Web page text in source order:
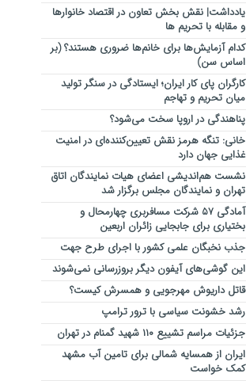
یادداشت| نقش بخش تعاون در اقتصاد خانوارها
و مقابله با تحریم ها
کدام آزمایش‌ها برای خانم‌ها ضروری هستند؟ (بر
اساس سن)
کارگران پای کار ایران؛ ایستادگی در سنگر تولید
میان تحریم و تهاجم
پناهندگی در اروپا سخت می‌شود؟
خانی: تنگه هرمز نقش تعیین‌کننده‌ای در امنیت
غذایی جهان دارد
نشست هم‌اندیشی اعضای هیات نمایندگان اتاق
تهران و نمایندگان مجلس برگزار شد
آمادگی ۵۷ شرکت مسافربری چهارمحال و
بختیاری برای جابجایی زائران اربعین
جذب نخبگان علمی کشور با اجرای طرح جهت
این گوشی‌های آیفون دیگر بروزرسانی نمی‌شوند
قاتل داریوش مهرجویی و همسرش کیست؟
رشد خشونت سیاسی با ترور ترامپ
جزئیات مراسم تشییع ۱۱۰ شهید گمنام در تهران
ایران از همسایه شمالی برای تامین آب مشهد
کمک خواست